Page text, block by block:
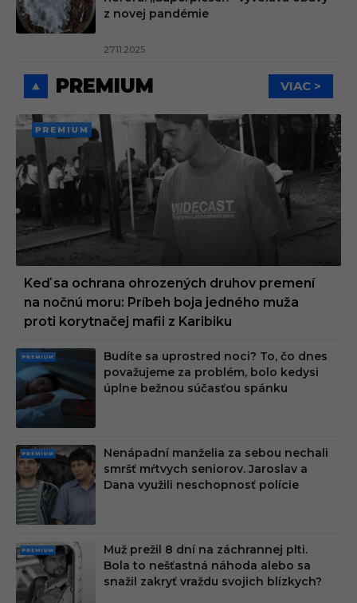
z novej pandémie
27.11.2025
PREMIUM VIAC >
PREMI
UM
Keď sa ochrana ohrozených druhov premení
na nočnú moru: Príbeh boja jedného muža
proti korytnačej mafii z Karibiku
PRE
MIU
M
Budíte sa uprostred noci? To, čo dnes
považujeme za problém, bolo kedysi
úplne bežnou súčasťou spánku
PRE
MIU
M
Nenápadní manželia za sebou nechali
smršť mŕtvych seniorov. Jaroslav a
Dana využili neschopnosť polície
PRE
MIU
M
Muž prežil 8 dní na záchrannej plti.
Bola to nešťastná náhoda alebo sa
snažil zakryť vraždu svojich blízkych?